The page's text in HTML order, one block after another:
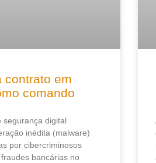
contrato em
comando
segurança digital
inédita (malware)
por cibercriminosos
bancárias no